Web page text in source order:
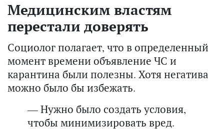
Медицинским властям
перестали доверять
Социолог полагает, что в определенный
момент времени объявление ЧС и
карантина были полезны. Хотя негатива
можно было бы избежать.
— Нужно было создать условия,
чтобы минимизировать вред.